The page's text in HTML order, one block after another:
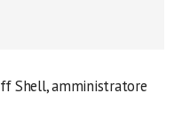
Shell, amministratore